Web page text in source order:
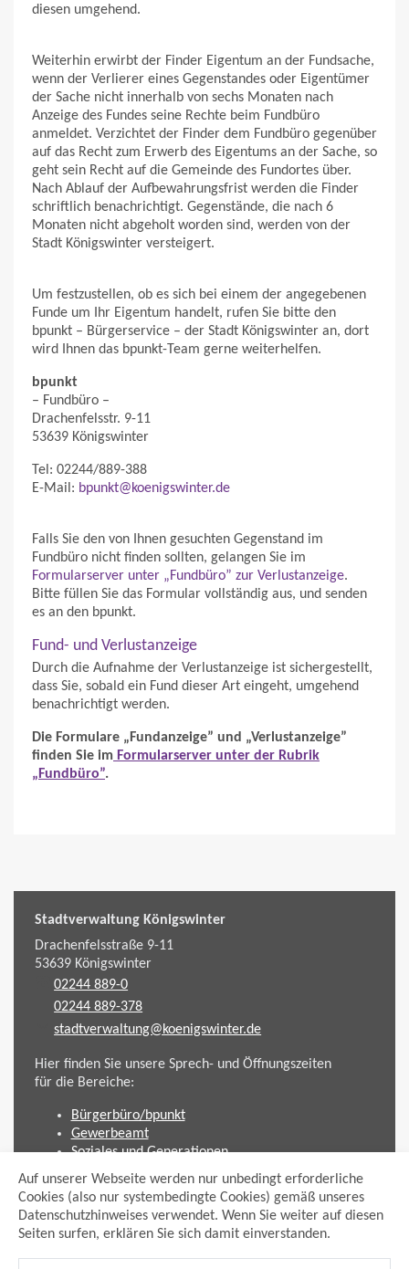
Auf unserer Webseite werden nur unbedingt erforderliche
Cookies (also nur systembedingte Cookies) gemäß unseres
Datenschutzhinweises verwendet. Wenn Sie weiter auf diesen
Seiten surfen, erklären Sie sich damit einverstanden.
diesen umgehend.
Weiterhin erwirbt der Finder Eigentum an der Fundsache,
wenn der Verlierer eines Gegenstandes oder Eigentümer
der Sache nicht innerhalb von sechs Monaten nach
Anzeige des Fundes seine Rechte beim Fundbüro
anmeldet. Verzichtet der Finder dem Fundbüro gegenüber
auf das Recht zum Erwerb des Eigentums an der Sache, so
geht sein Recht auf die Gemeinde des Fundortes über.
Nach Ablauf der Aufbewahrungsfrist werden die Finder
schriftlich benachrichtigt. Gegenstände, die nach 6
Monaten nicht abgeholt worden sind, werden von der
Stadt Königswinter versteigert.
Um festzustellen, ob es sich bei einem der angegebenen
Funde um Ihr Eigentum handelt, rufen Sie bitte den
bpunkt – Bürgerservice – der Stadt Königswinter an, dort
wird Ihnen das bpunkt-Team gerne weiterhelfen.
bpunkt
– Fundbüro –
Drachenfelsstr. 9-11
53639 Königswinter
Tel: 02244/889-388
E-Mail: bpunkt@koenigswinter.de
Falls Sie den von Ihnen gesuchten Gegenstand im
Fundbüro nicht finden sollten, gelangen Sie im
Formularserver unter „Fundbüro” zur Verlustanzeige.
Bitte füllen Sie das Formular vollständig aus, und senden
es an den bpunkt.
Fund- und Verlustanzeige
Durch die Aufnahme der Verlustanzeige ist sichergestellt,
dass Sie, sobald ein Fund dieser Art eingeht, umgehend
benachrichtigt werden.
Die Formulare „Fundanzeige” und „Verlustanzeige”
finden Sie im Formularserver unter der Rubrik
„Fundbüro”.
Stadtverwaltung Königswinter
Drachenfelsstraße 9-11
53639Königswinter
02244 889-0
02244 889-378
stadtverwaltung@koenigswinter.de
Hier finden Sie unsere Sprech- und Öffnungszeiten
für die Bereiche:
Bürgerbüro/bpunkt
Gewerbeamt
Soziales und Generationen
Standesamt
Friedhofsverwaltung
Planen und Bauen (Bauamt)
Impressum
Datenschutzhinweis